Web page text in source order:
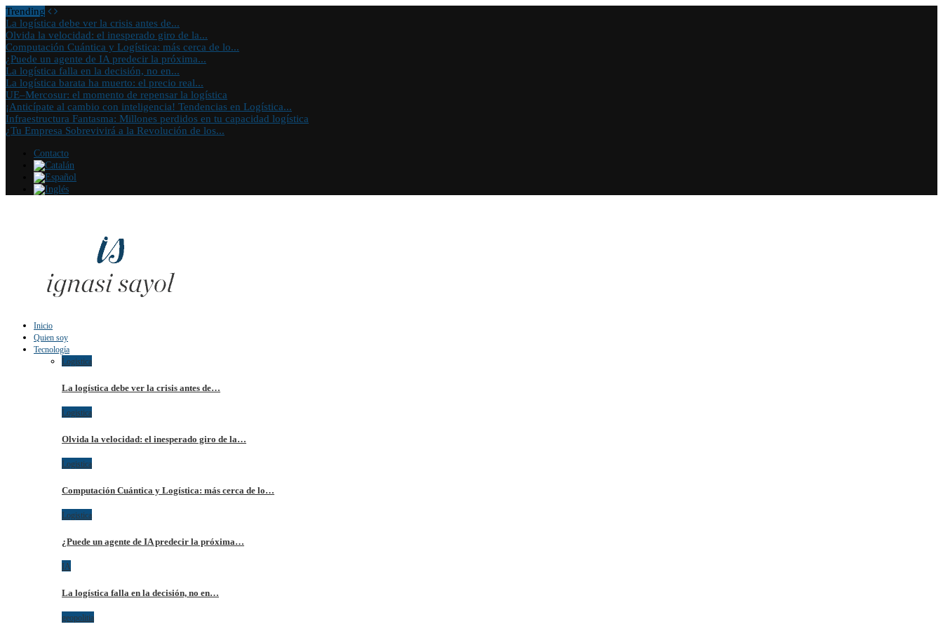
Trending
La logística debe ver la crisis antes de...
Olvida la velocidad: el inesperado giro de la...
Computación Cuántica y Logística: más cerca de lo...
¿Puede un agente de IA predecir la próxima...
La logística falla en la decisión, no en...
La logística barata ha muerto: el precio real...
UE–Mercosur: el momento de repensar la logística
¡Anticípate al cambio con inteligencia! Tendencias en Logística...
Infraestructura Fantasma: Millones perdidos en tu capacidad logística
¿Tu Empresa Sobrevivirá a la Revolución de los...
Contacto
Inicio
Quien soy
Tecnología
Logistica
La logística debe ver la crisis antes de…
Logistica
Olvida la velocidad: el inesperado giro de la…
Logistica
Computación Cuántica y Logística: más cerca de lo…
Logistica
¿Puede un agente de IA predecir la próxima…
IA
La logística falla en la decisión, no en…
geopolitia